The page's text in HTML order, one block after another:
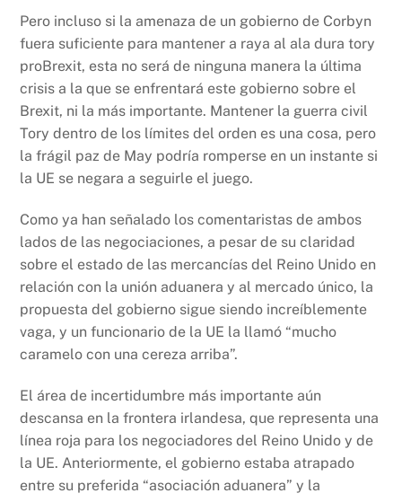
Pero incluso si la amenaza de un gobierno de Corbyn
fuera suficiente para mantener a raya al ala dura tory
proBrexit, esta no será de ninguna manera la última
crisis a la que se enfrentará este gobierno sobre el
Brexit, ni la más importante. Mantener la guerra civil
Tory dentro de los límites del orden es una cosa, pero
la frágil paz de May podría romperse en un instante si
la UE se negara a seguirle el juego.
Como ya han señalado los comentaristas de ambos
lados de las negociaciones, a pesar de su claridad
sobre el estado de las mercancías del Reino Unido en
relación con la unión aduanera y al mercado único, la
propuesta del gobierno sigue siendo increíblemente
vaga, y un funcionario de la UE la llamó “mucho
caramelo con una cereza arriba”.
El área de incertidumbre más importante aún
descansa en la frontera irlandesa, que representa una
línea roja para los negociadores del Reino Unido y de
la UE. Anteriormente, el gobierno estaba atrapado
entre su preferida “asociación aduanera” y la